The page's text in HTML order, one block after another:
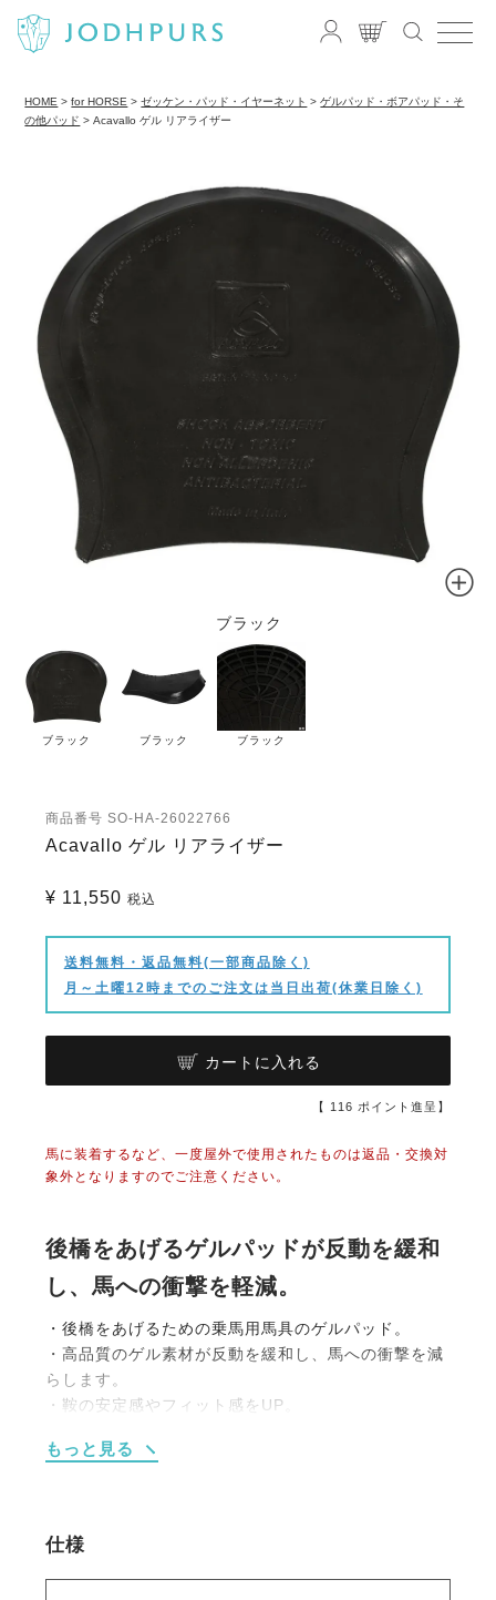
HOME for HORSE ゼッケン・パッド・イヤーネット
ゲルパッド・ボアパッド・そ
の他パッド
Acavallo ゲル リアライザー
ブラック
ブラック ブラック ブラック
商品番号 SO-HA-26022766
Acavallo ゲル リアライザー
¥ 11,550 税込
送料無料・返品無料(一部商品除く)
月～土曜12時までのご注文は当日出荷(休業日除く)
カートに入れる
【 116 ポイント進呈】
馬に装着するなど、一度屋外で使用されたものは返品・交換対
象外となりますのでご注意ください。
後橋をあげるゲルパッドが反動を緩和
し、馬への衝撃を軽減。
・後橋をあげるための乗馬用馬具のゲルパッド。
・高品質のゲル素材が反動を緩和し、馬への衝撃を減
らします。
・鞍の安定感やフィット感をUP。
もっと見る
仕様